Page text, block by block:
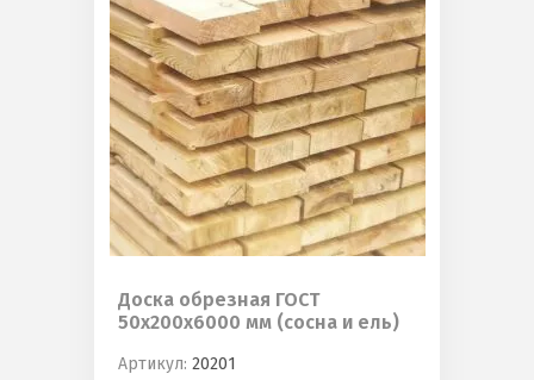
Доска обрезная ГОСТ
50х200х6000 мм (сосна и ель)
Артикул: 20201